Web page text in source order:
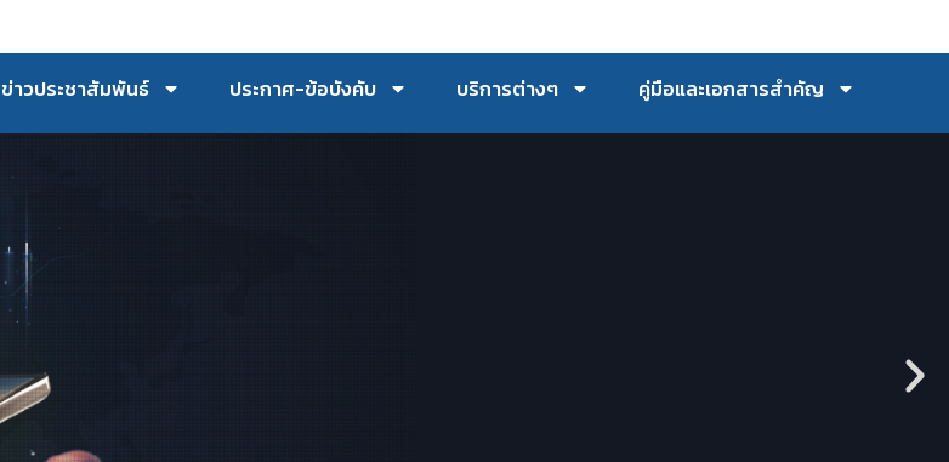
ข่าวประชาสัมพันธ์ ประกาศ-ข้อบังคับ บริการต่างๆ คู่มือและเอกสารสำคัญ